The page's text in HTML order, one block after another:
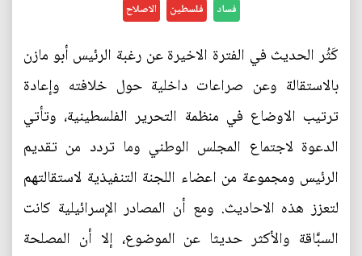
فساد فلسطين الاصلاح
كَثُر الحديث في الفترة الاخيرة عن رغبة الرئيس أبو مازن
بالاستقالة وعن صراعات داخلية حول خلافته وإعادة
ترتيب الاوضاع في منظمة التحرير الفلسطينية، وتأتي
الدعوة لاجتماع المجلس الوطني وما تردد من تقديم
الرئيس ومجموعة من اعضاء اللجنة التنفيذية لاستقالتهم
لتعزز هذه الاحاديث. ومع أن المصادر الإسرائيلية كانت
السبَّاقة والأكثر حديثا عن الموضوع، إلا أن المصلحة